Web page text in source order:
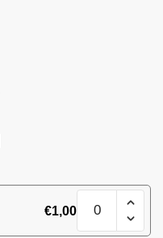
€1,00
(57)